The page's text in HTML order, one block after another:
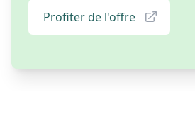
Profiter de l'offre